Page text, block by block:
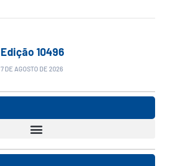
Edição 10496
7 DE AGOSTO DE 2026